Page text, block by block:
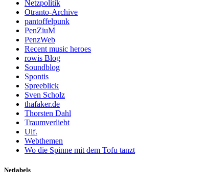
Netzpolitik
Otranto-Archive
pantoffelpunk
PenZiuM
PenzWeb
Recent music heroes
rowis Blog
Soundblog
Spontis
Spreeblick
Sven Scholz
thafaker.de
Thorsten Dahl
Traumverliebt
Ulf.
Webthemen
Wo die Spinne mit dem Tofu tanzt
Netlabels